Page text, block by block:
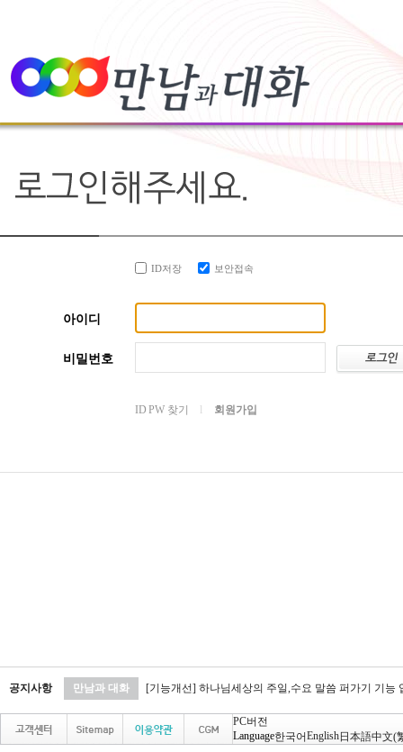
ID저장 보안접속
아이디
비밀번호
ID PW 찾기 회원가입
공지사항 만남과 대화 [기능개선] 하나님세상의 주일,수요 말씀 퍼가기 기능
PC버전
Language한국어English日本語中文(